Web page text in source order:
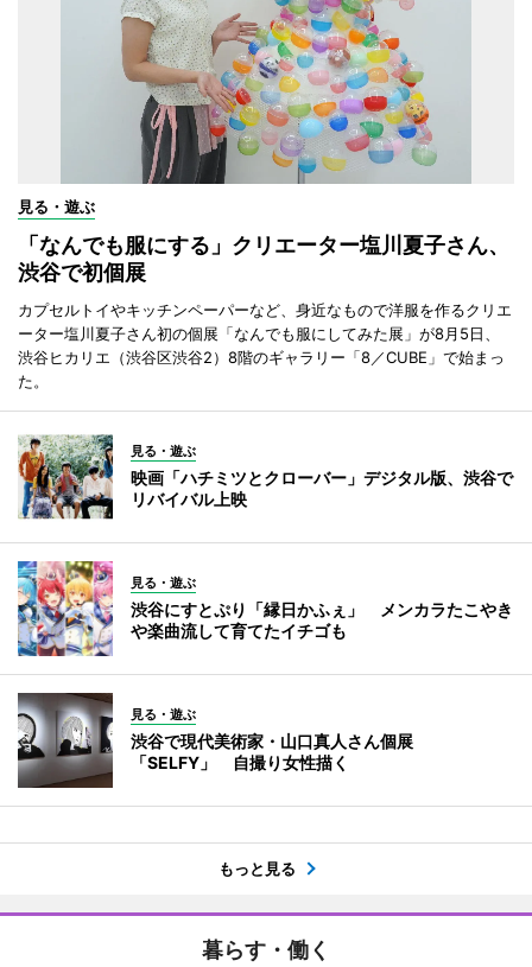
見る・遊ぶ
「なんでも服にする」クリエーター塩川夏子さん、
渋谷で初個展
カプセルトイやキッチンペーパーなど、身近なもので洋服を作るクリエ
ーター塩川夏子さん初の個展「なんでも服にしてみた展」が8月5日、
渋谷ヒカリエ（渋谷区渋谷2）8階のギャラリー「8／CUBE」で始まっ
た。
見る・遊ぶ
映画「ハチミツとクローバー」デジタル版、渋谷で
リバイバル上映
見る・遊ぶ
渋谷にすとぷり「縁日かふぇ」 メンカラたこやき
や楽曲流して育てたイチゴも
見る・遊ぶ
渋谷で現代美術家・山口真人さん個展
「SELFY」 自撮り女性描く
もっと見る
暮らす・働く